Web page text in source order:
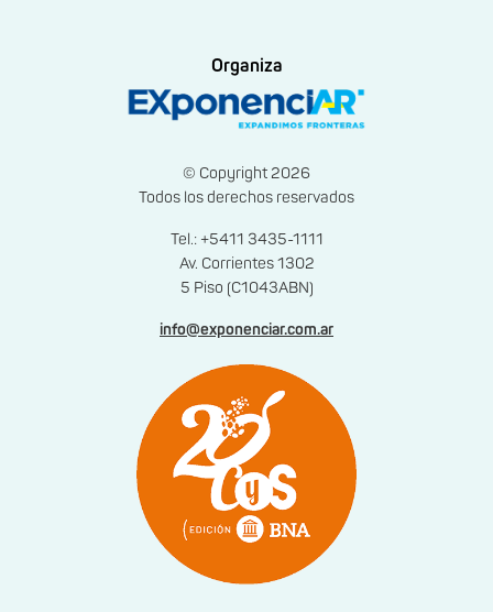
Organiza
© Copyright 2026
Todos los derechos reservados
Tel.: +5411 3435-1111
Av. Corrientes 1302
5 Piso (C1043ABN)
info@exponenciar.com.ar